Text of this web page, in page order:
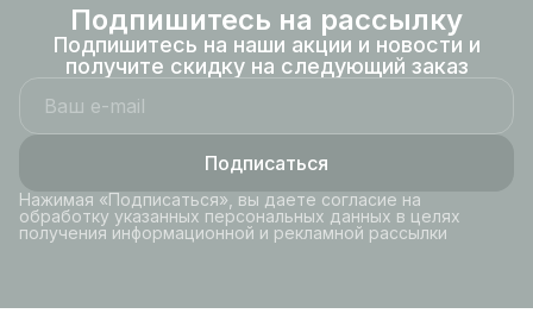
Подпишитесь на рассылку
Подпишитесь на наши акции и новости и
получите скидку на следующий заказ
Подписаться
Нажимая «Подписаться», вы даете согласие на
обработку указанных персональных данных в целях
получения информационной и рекламной рассылки